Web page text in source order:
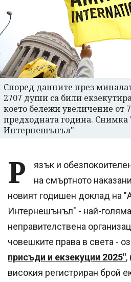
Според данните през
2707 души са били
което бележи увеличение от
предходната година.
Интернешънъл"
Р
язък и
на смъртното
новият годишен доклад на
Интернешънъл" - най-
неправителствена
човешките права в света -
присъди и екзекуции 2025",
високия регистриран брой